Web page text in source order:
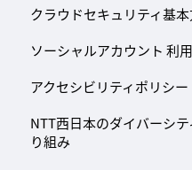
クラウドセキュリティ基
ソーシャルアカウント 利
アクセシビリティポリシー
NTT西日本のダイバーシ
り組み